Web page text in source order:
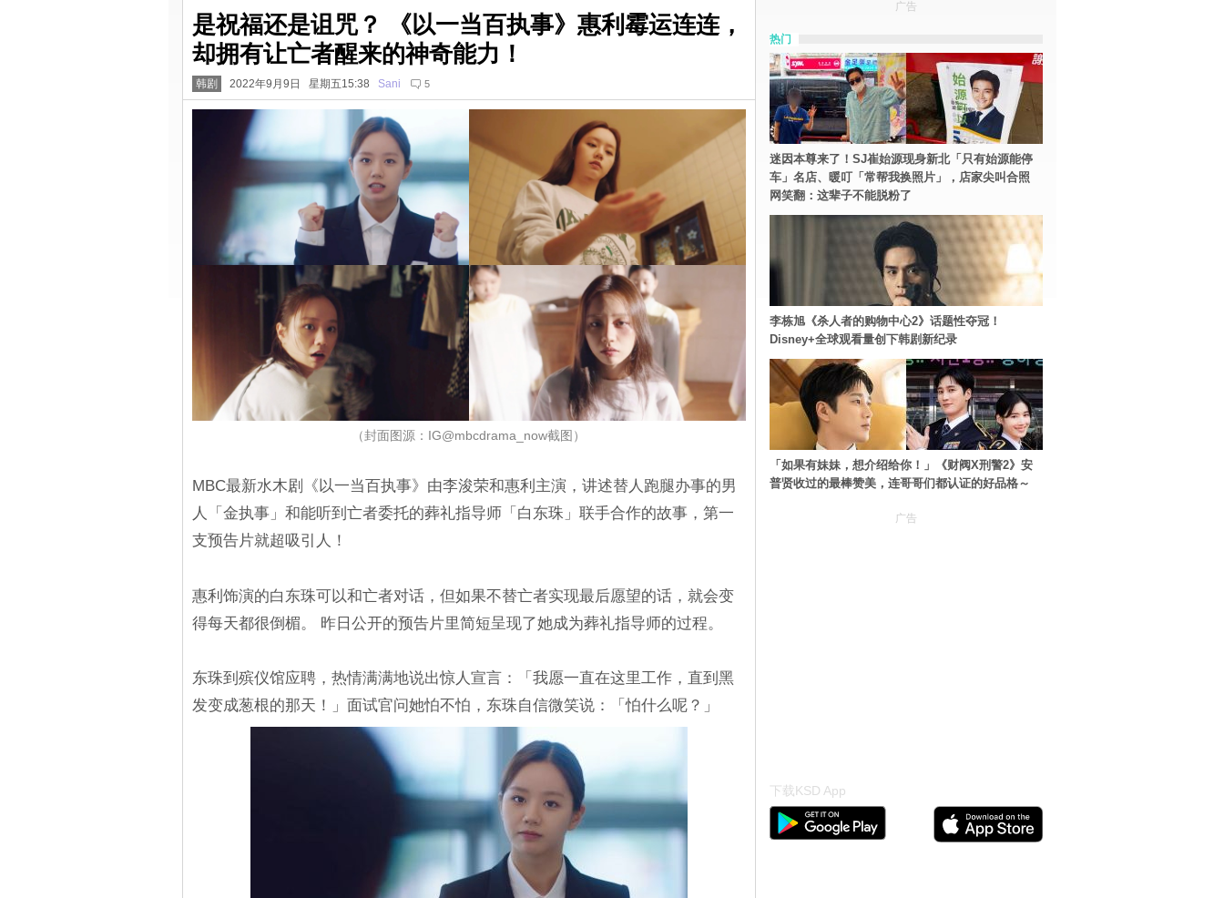
是祝福还是诅咒？ 《以一当百执事》惠利霉运连连，
却拥有让亡者醒来的神奇能力！
韩剧 2022年9月9日 星期五15:38 Sani 5
（封面图源：IG@mbcdrama_now截图）
MBC最新水木剧《以一当百执事》由李浚荣和惠利主演，讲述替人跑腿办事的男
人「金执事」和能听到亡者委托的葬礼指导师「白东珠」联手合作的故事，第一
支预告片就超吸引人！
惠利饰演的白东珠可以和亡者对话，但如果不替亡者实现最后愿望的话，就会变
得每天都很倒楣。 昨日公开的预告片里简短呈现了她成为葬礼指导师的过程。
东珠到殡仪馆应聘，热情满满地说出惊人宣言：「我愿一直在这里工作，直到黑
发变成葱根的那天！」面试官问她怕不怕，东珠自信微笑说：「怕什么呢？」
广告
热门
迷因本尊来了！SJ崔始源现身新北「只有始源能停
车」名店、暖叮「常帮我换照片」，店家尖叫合照
网笑翻：这辈子不能脱粉了
李栋旭《杀人者的购物中心2》话题性夺冠！
Disney+全球观看量创下韩剧新纪录
「如果有妹妹，想介绍给你！」《财阀X刑警2》安
普贤收过的最棒赞美，连哥哥们都认证的好品格～
广告
下载KSD App